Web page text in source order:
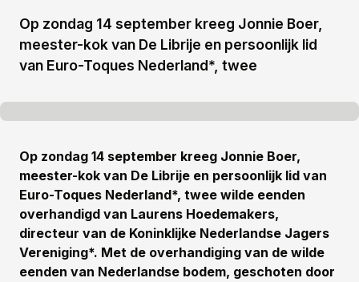
Op zondag 14 september kreeg Jonnie Boer,
meester-kok van De Librije en persoonlijk lid
van Euro-Toques Nederland*, twee
Op zondag 14 september kreeg Jonnie Boer,
meester-kok van De Librije en persoonlijk lid van
Euro-Toques Nederland*, twee wilde eenden
overhandigd van Laurens Hoedemakers,
directeur van de Koninklijke Nederlandse Jagers
Vereniging*. Met de overhandiging van de wilde
eenden van Nederlandse bodem, geschoten door